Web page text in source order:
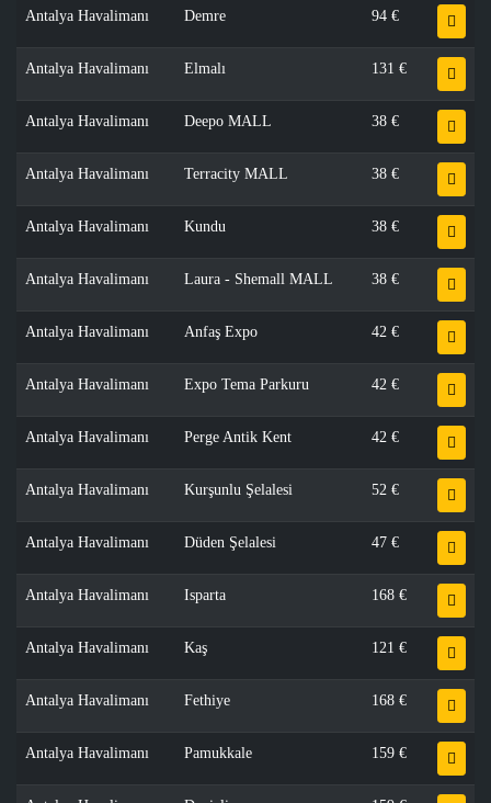
Antalya Havalimanı Demre 94 €
Antalya Havalimanı Elmalı 131 €
Antalya Havalimanı Deepo MALL 38 €
Antalya Havalimanı Terracity MALL 38 €
Antalya Havalimanı Kundu 38 €
Antalya Havalimanı Laura - Shemall MALL 38 €
Antalya Havalimanı Anfaş Expo 42 €
Antalya Havalimanı Expo Tema Parkuru 42 €
Antalya Havalimanı Perge Antik Kent 42 €
Antalya Havalimanı Kurşunlu Şelalesi 52 €
Antalya Havalimanı Düden Şelalesi 47 €
Antalya Havalimanı Isparta 168 €
Antalya Havalimanı Kaş 121 €
Antalya Havalimanı Fethiye 168 €
Antalya Havalimanı Pamukkale 159 €